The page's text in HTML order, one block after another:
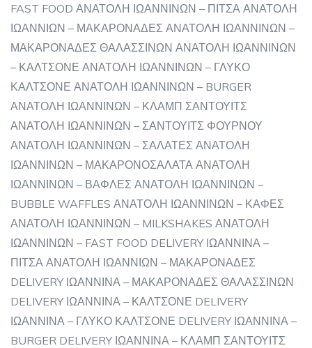
FAST FOOD ΑΝΑΤΟΛΗ ΙΩΑΝΝΙΝΩΝ – ΠΙΤΣΑ ΑΝΑΤΟΛΗ
ΙΩΑΝΝΙΩΝ – ΜΑΚΑΡΟΝΑΔΕΣ ΑΝΑΤΟΛΗ ΙΩΑΝΝΙΝΩΝ –
ΜΑΚΑΡΟΝΑΔΕΣ ΘΑΛΑΣΣΙΝΩΝ ΑΝΑΤΟΛΗ ΙΩΑΝΝΙΝΩΝ
– ΚΑΛΤΣΟΝΕ ΑΝΑΤΟΛΗ ΙΩΑΝΝΙΝΩΝ – ΓΛΥΚΟ
ΚΑΛΤΣΟΝΕ ΑΝΑΤΟΛΗ ΙΩΑΝΝΙΝΩΝ – BURGER
ΑΝΑΤΟΛΗ ΙΩΑΝΝΙΝΩΝ – ΚΛΑΜΠ ΣΑΝΤΟΥΙΤΣ
ΑΝΑΤΟΛΗ ΙΩΑΝΝΙΝΩΝ – ΣΑΝΤΟΥΙΤΣ ΦΟΥΡΝΟΥ
ΑΝΑΤΟΛΗ ΙΩΑΝΝΙΝΩΝ – ΣΑΛΑΤΕΣ ΑΝΑΤΟΛΗ
ΙΩΑΝΝΙΝΩΝ – ΜΑΚΑΡΟΝΟΣΑΛΑΤΑ ΑΝΑΤΟΛΗ
ΙΩΑΝΝΙΝΩΝ – ΒΑΦΛΕΣ ΑΝΑΤΟΛΗ ΙΩΑΝΝΙΝΩΝ –
BUBBLE WAFFLES ΑΝΑΤΟΛΗ ΙΩΑΝΝΙΝΩΝ – ΚΑΦΕΣ
ΑΝΑΤΟΛΗ ΙΩΑΝΝΙΝΩΝ – MILKSHAKES ΑΝΑΤΟΛΗ
ΙΩΑΝΝΙΝΩΝ – FAST FOOD DELIVERY ΙΩΑΝΝΙΝΑ –
ΠΙΤΣΑ ΑΝΑΤΟΛΗ ΙΩΑΝΝΙΩΝ – ΜΑΚΑΡΟΝΑΔΕΣ
DELIVERY ΙΩΑΝΝΙΝΑ – ΜΑΚΑΡΟΝΑΔΕΣ ΘΑΛΑΣΣΙΝΩΝ
DELIVERY ΙΩΑΝΝΙΝΑ – ΚΑΛΤΣΟΝΕ DELIVERY
ΙΩΑΝΝΙΝΑ – ΓΛΥΚΟ ΚΑΛΤΣΟΝΕ DELIVERY ΙΩΑΝΝΙΝΑ –
BURGER DELIVERY ΙΩΑΝΝΙΝΑ – ΚΛΑΜΠ ΣΑΝΤΟΥΙΤΣ